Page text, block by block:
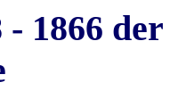
- 1866